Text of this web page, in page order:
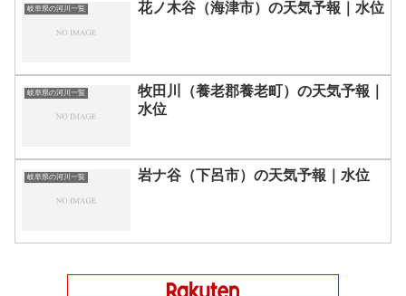
岐阜県の河川一覧 花ノ木谷（海津市）の天気予報｜水位
岐阜県の河川一覧
牧田川（養老郡養老町）の天気予報｜
水位
岐阜県の河川一覧 岩ナ谷（下呂市）の天気予報｜水位